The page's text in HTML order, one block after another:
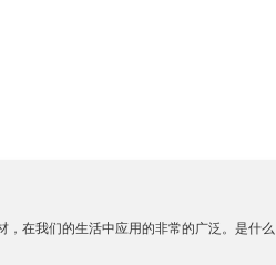
，在我们的生活中应用的非常的广泛。是什么